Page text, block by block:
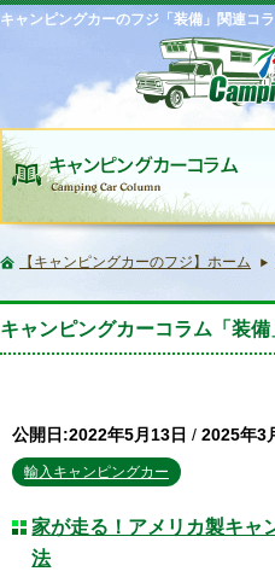
キャンピングカーのフジ「装備」関連コ
【キャンピングカーのフジ】ホーム
キャンピングカーコラム「装
公開日:2022年5月13日 / 2025年3
輸入キャンピングカー
家が走る！アメリカ製キャ
法